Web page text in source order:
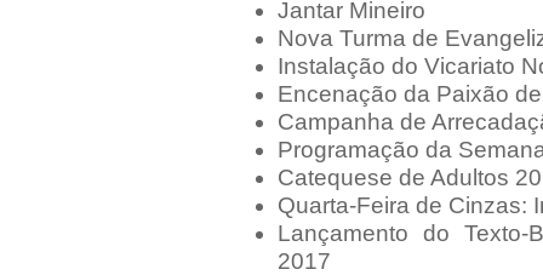
Jantar Mineiro
Nova Turma de
Instalação do Vicariato
Encenação da Paixão
Campanha de
Programação da
Catequese de Adultos
Quarta-Feira de Cinzas:
Lançamento do
2017